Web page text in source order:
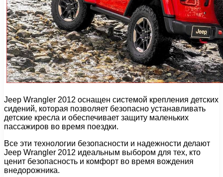
Jeep Wrangler 2012 оснащен системой крепления детских
сидений, которая позволяет безопасно устанавливать
детские кресла и обеспечивает защиту маленьких
пассажиров во время поездки.
Все эти технологии безопасности и надежности делают
Jeep Wrangler 2012 идеальным выбором для тех, кто
ценит безопасность и комфорт во время вождения
внедорожника.